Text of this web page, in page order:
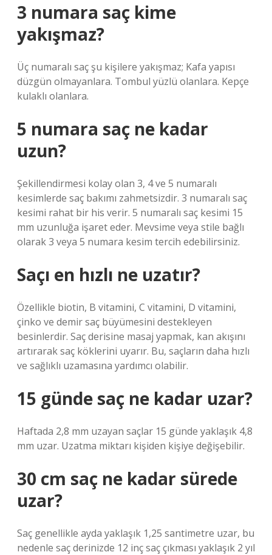
3 numara saç kime
yakışmaz?
Üç numaralı saç şu kişilere yakışmaz; Kafa yapısı
düzgün olmayanlara. Tombul yüzlü olanlara. Kepçe
kulaklı olanlara.
5 numara saç ne kadar
uzun?
Şekillendirmesi kolay olan 3, 4 ve 5 numaralı
kesimlerde saç bakımı zahmetsizdir. 3 numaralı saç
kesimi rahat bir his verir. 5 numaralı saç kesimi 15
mm uzunluğa işaret eder. Mevsime veya stile bağlı
olarak 3 veya 5 numara kesim tercih edebilirsiniz.
Saçı en hızlı ne uzatır?
Özellikle biotin, B vitamini, C vitamini, D vitamini,
çinko ve demir saç büyümesini destekleyen
besinlerdir. Saç derisine masaj yapmak, kan akışını
artırarak saç köklerini uyarır. Bu, saçların daha hızlı
ve sağlıklı uzamasına yardımcı olabilir.
15 günde saç ne kadar uzar?
Haftada 2,8 mm uzayan saçlar 15 günde yaklaşık 4,8
mm uzar. Uzatma miktarı kişiden kişiye değişebilir.
30 cm saç ne kadar sürede
uzar?
Saç genellikle ayda yaklaşık 1,25 santimetre uzar, bu
nedenle saç derinizde 12 inç saç çıkması yaklaşık 2 yıl